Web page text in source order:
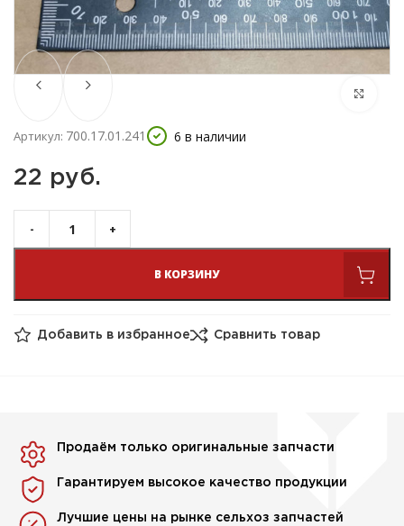
Артикул: 700.17.01.241 6 в наличии
22 руб.
В КОРЗИНУ
Добавить в избранное Сравнить товар
Продаём только оригинальные запчасти
Гарантируем высокое качество продукции
Лучшие цены на рынке сельхоз запчастей